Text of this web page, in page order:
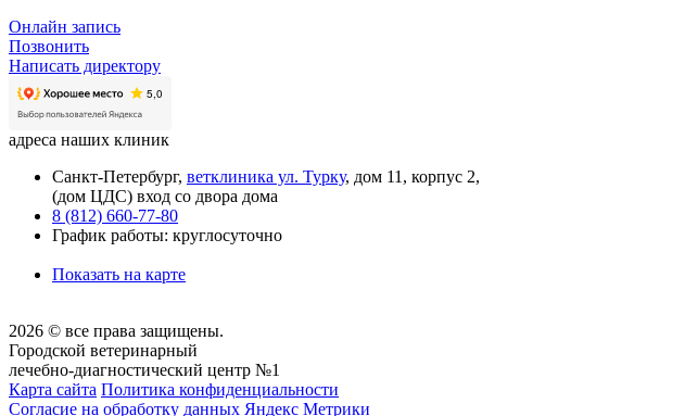
Онлайн запись
Позвонить
Написать директору
адреса наших клиник
Санкт-Петербург, ветклиника ул. Турку, дом 11, корпус 2,
(дом ЦДС) вход со двора дома
8 (812) 660-77-80
График работы: круглосуточно
Показать на карте
2026 © все права защищены.
Городской ветеринарный
лечебно-диагностический центр №1
Карта сайта Политика конфиденциальности
Согласие на обработку данных Яндекс Метрики